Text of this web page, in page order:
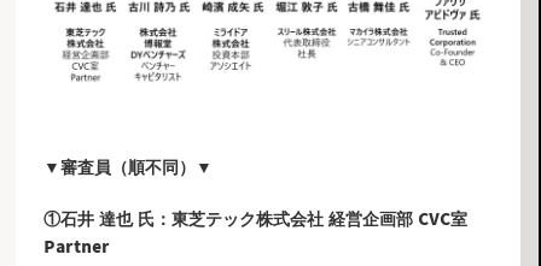
▼審査員（順不同）▼
①石井 達也 氏：東芝テック株式会社 経営企画部 CVC室
Partner